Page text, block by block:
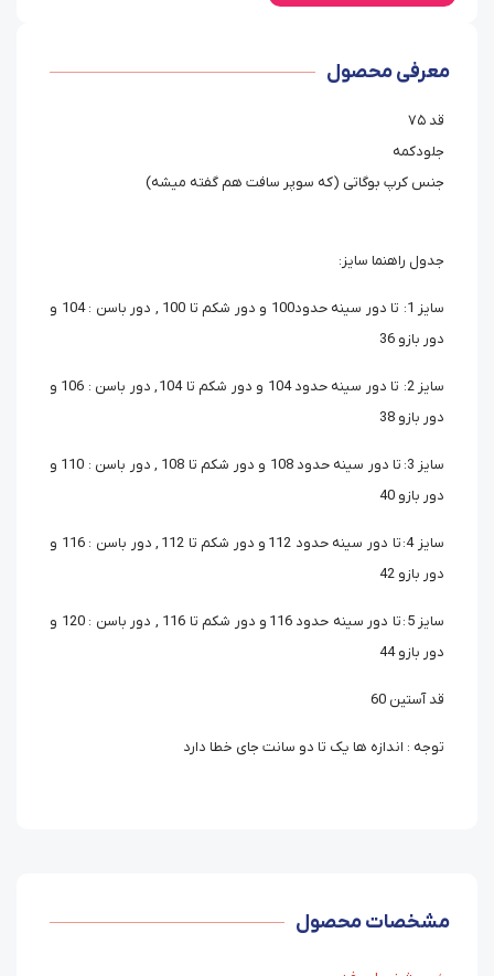
معرفی محصول
قد ۷۵
جلو‌دکمه
جنس کرپ بوگاتی (که سوپر سافت هم گفته میشه)
جدول راهنما سایز:
سایز 1: تا دور سینه حدود100 و دور شکم تا 100 , دور باسن : 104 و
دور بازو 36
سایز 2: تا دور سینه حدود 104 و دور شکم تا 104 , دور باسن : 106 و
دور بازو 38
سایز 3: تا دور سینه حدود 108 و دور شکم تا 108 , دور باسن : 110 و
دور بازو 40
سایز 4: تا دور سینه حدود 112 و دور شکم تا 112 , دور باسن : 116 و
دور بازو 42
سایز 5: تا دور سینه حدود 116 و دور شکم تا 116 , دور باسن : 120 و
دور بازو 44
قد آستین 60
توجه : اندازه ها یک تا دو سانت جای خطا دارد
مشخصات محصول